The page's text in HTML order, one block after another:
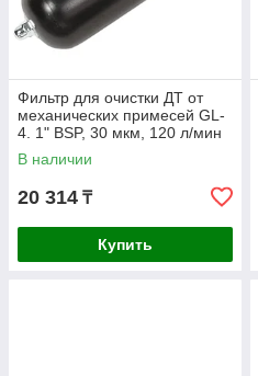
Фильтр для очистки ДТ от
механических примесей GL-
4. 1" BSP, 30 мкм, 120 л/мин
В наличии
20 314 ₸
Купить